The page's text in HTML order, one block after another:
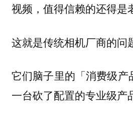
视频，值得信赖的还得是
这就是传统相机厂商的问
它们脑子里的「消费级产
一台砍了配置的专业级产